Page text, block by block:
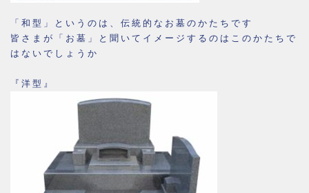
「和型」というのは、伝統的なお墓のかたちです
皆さまが「お墓」と聞いてイメージするのはこのかたちで
はないでしょうか
『洋型』